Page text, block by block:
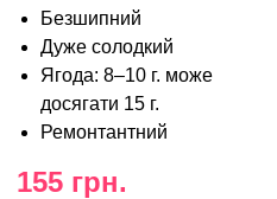
Безшипний
Дуже солодкий
Ягода: 8–10 г. може
досягати 15 г.
Ремонтантний
155 грн.